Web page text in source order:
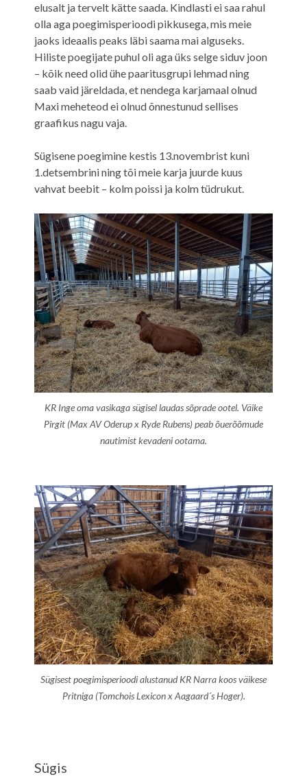
elusalt ja tervelt kätte saada. Kindlasti ei saa rahul
olla aga poegimisperioodi pikkusega, mis meie
jaoks ideaalis peaks läbi saama mai alguseks.
Hiliste poegijate puhul oli aga üks selge siduv joon
– kõik need olid ühe paaritusgrupi lehmad ning
saab vaid järeldada, et nendega karjamaal olnud
Maxi meheteod ei olnud õnnestunud sellises
graafikus nagu vaja.
Sügisene poegimine kestis 13.novembrist kuni
1.detsembrini ning tõi meie karja juurde kuus
vahvat beebit – kolm poissi ja kolm tüdrukut.
KR Inge oma vasikaga sügisel laudas sõprade ootel. Väike
Pirgit (Max AV Oderup x Ryde Rubens) peab õuerõõmude
nautimist kevadeni ootama.
Sügisest poegimisperioodi alustanud KR Narra koos väikese
Pritniga (Tomchois Lexicon x Aagaard´s Hoger).
Sügis